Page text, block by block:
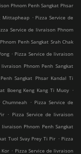
Phnom Penh Sangkat Phsar
Mittapheap . Pizza Service de
Service de livraison Phnom
Penh Sangkat Srah Chak
. Pizza Service de livraison
Phnom Penh Sangkat
Sangkat Phsar Kandal Ti
Boeng Keng Kang Ti Muoy .
. Pizza Service de
. Pizza Service de livraison
livraison Phnom Penh Sangkat
Tuol Svay Prey Ti Pir . Pizza
Kor . Pizza Service de livraison